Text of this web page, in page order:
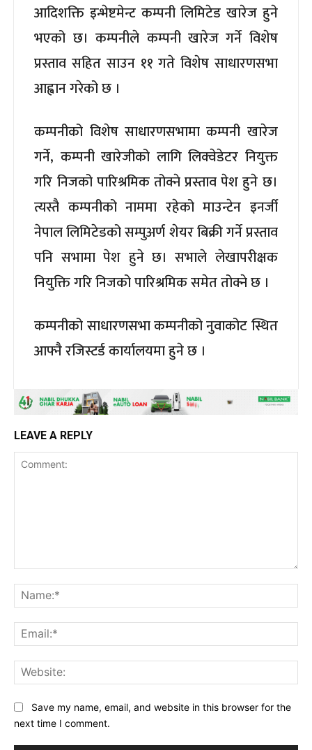
आदिशक्ति इन्भेष्टमेन्ट कम्पनी लिमिटेड खारेज हुने
भएको छ। कम्पनीले कम्पनी खारेज गर्ने विशेष
प्रस्ताव सहित साउन ११ गते विशेष साधारणसभा
आह्वान गरेको छ ।
कम्पनीको विशेष साधारणसभामा कम्पनी खारेज
गर्ने, कम्पनी खारेजीको लागि लिक्वेडेटर नियुक्त
गरि निजको पारिश्रमिक तोक्ने प्रस्ताव पेश हुने छ।
त्यस्तै कम्पनीको नाममा रहेको माउन्टेन इनर्जी
नेपाल लिमिटेडको सम्पुअर्ण शेयर बिक्री गर्ने प्रस्ताव
पनि सभामा पेश हुने छ। सभाले लेखापरीक्षक
नियुक्ति गरि निजको पारिश्रमिक समेत तोक्ने छ ।
कम्पनीको साधारणसभा कम्पनीको नुवाकोट स्थित
आफ्नै रजिस्टर्ड कार्यालयमा हुने छ ।
LEAVE A REPLY
Save my name, email, and website in this browser for the
next time I comment.